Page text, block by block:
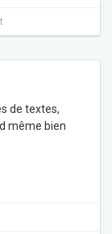
de textes,
même bien